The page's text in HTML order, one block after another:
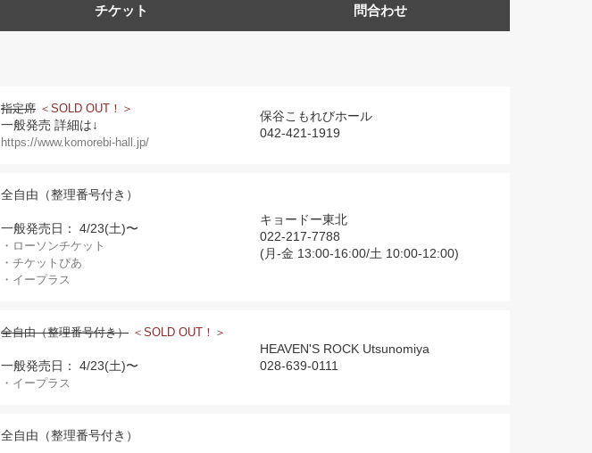
チケット 問合わせ
指定席 ＜SOLD OUT！＞
一般発売 詳細は↓
https://www.komorebi-hall.jp/
保谷こもれびホール
042-421-1919
全自由（整理番号付き）
一般発売日： 4/23(土)〜
・ローソンチケット
・チケットぴあ
・イープラス
キョードー東北
022-217-7788
(月-金 13:00-16:00/土 10:00-12:00)
全自由（整理番号付き） ＜SOLD OUT！＞
一般発売日： 4/23(土)〜
・イープラス
HEAVEN'S ROCK Utsunomiya
028-639-0111
全自由（整理番号付き）